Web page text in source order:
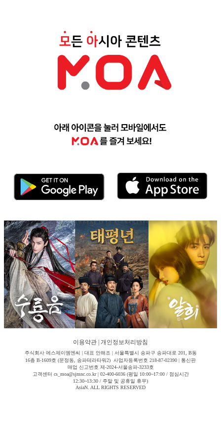
이용약관 개인정보처리방침
주식회사 에스제이엠엔씨 | 대표 안해조 | 서울특별시 송파구 송파대로 201, B동
16층 B-1609호 (문정동, 송파테라타워2) 사업자등록번호 218-87-02390 | 통신판
매업 신고번호 제-2024-서울송파-3233호
고객센터 cs_moa@sjmnc.co.kr | 02-400-6036 (평일 10:00~17:00 / 점심시간
12:30~13:30 / 주말 및 공휴일 휴무)
AsiaN. ALL RIGHTS RESERVED